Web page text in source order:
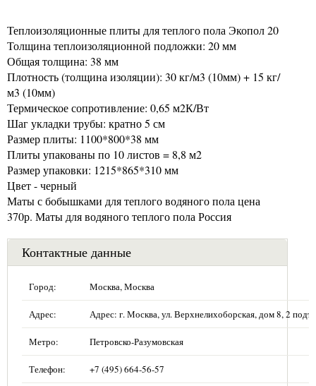
Теплоизоляционные плиты для теплого пола Экопол 20
Толщина теплоизоляционной подложки: 20 мм
Общая толщина: 38 мм
Плотность (толщина изоляции): 30 кг/м3 (10мм) + 15 кг/
м3 (10мм)
Термическое сопротивление: 0,65 м2К/Вт
Шаг укладки трубы: кратно 5 см
Размер плиты: 1100*800*38 мм
Плиты упакованы по 10 листов = 8,8 м2
Размер упаковки: 1215*865*310 мм
Цвет - черный
Маты с бобышками для теплого водяного пола цена
370р. Маты для водяного теплого пола Россия
Контактные данные
Город: Москва, Москва
Адрес: Адрес: г. Москва, ул. Верхнелихоборская, дом 8, 2
Метро: Петровско-Разумовская
Телефон: +7 (495) 664-56-57